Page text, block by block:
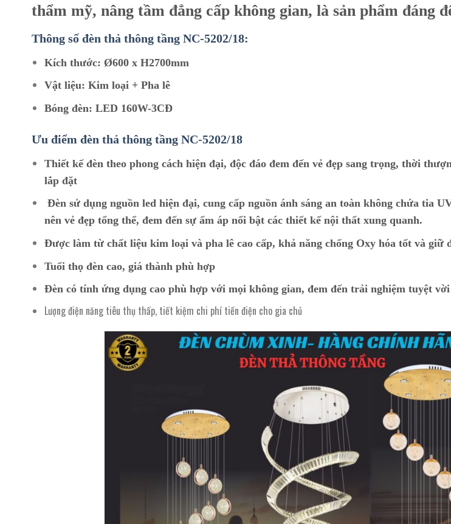
thẩm mỹ, nâng tầm đẳng cấp không gian, là sản phẩm đáng
Thông số đèn thả thông tầng NC-5202/18:
Kích thước: Ø600 x H2700mm
Vật liệu: Kim loại + Pha lê
Bóng đèn: LED 160W-3CĐ
Ưu điểm đèn thả thông tầng NC-5202/18
Thiết kế đèn theo phong cách hiện đại, độc đáo đem đến vẻ đẹp sang trọng, thời
lắp đặt
Đèn sử dụng nguồn led hiện đại, cung cấp nguồn ánh sáng an toàn không chứa tia
nên vẻ đẹp tổng thể, đem đến sự ấm áp nổi bật các thiết kế nội thất xung quanh.
Được làm từ chất liệu kim loại và pha lê cao cấp, khả năng chống Oxy hóa tốt và giữ
Tuổi thọ đèn cao, giá thành phù hợp
Đèn có tính ứng dụng cao phù hợp với mọi không gian, đem đến trải nghiệm tuyệt
Lượng điện năng tiêu thụ thấp, tiết kiệm chi phí tiền điện cho gia chủ